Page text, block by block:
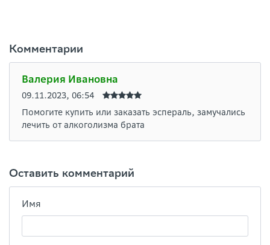
Комментарии
Валерия Ивановна
09.11.2023, 06:54
Помогите купить или заказать эспераль, замучались
лечить от алкоголизма брата
Оставить комментарий
Имя